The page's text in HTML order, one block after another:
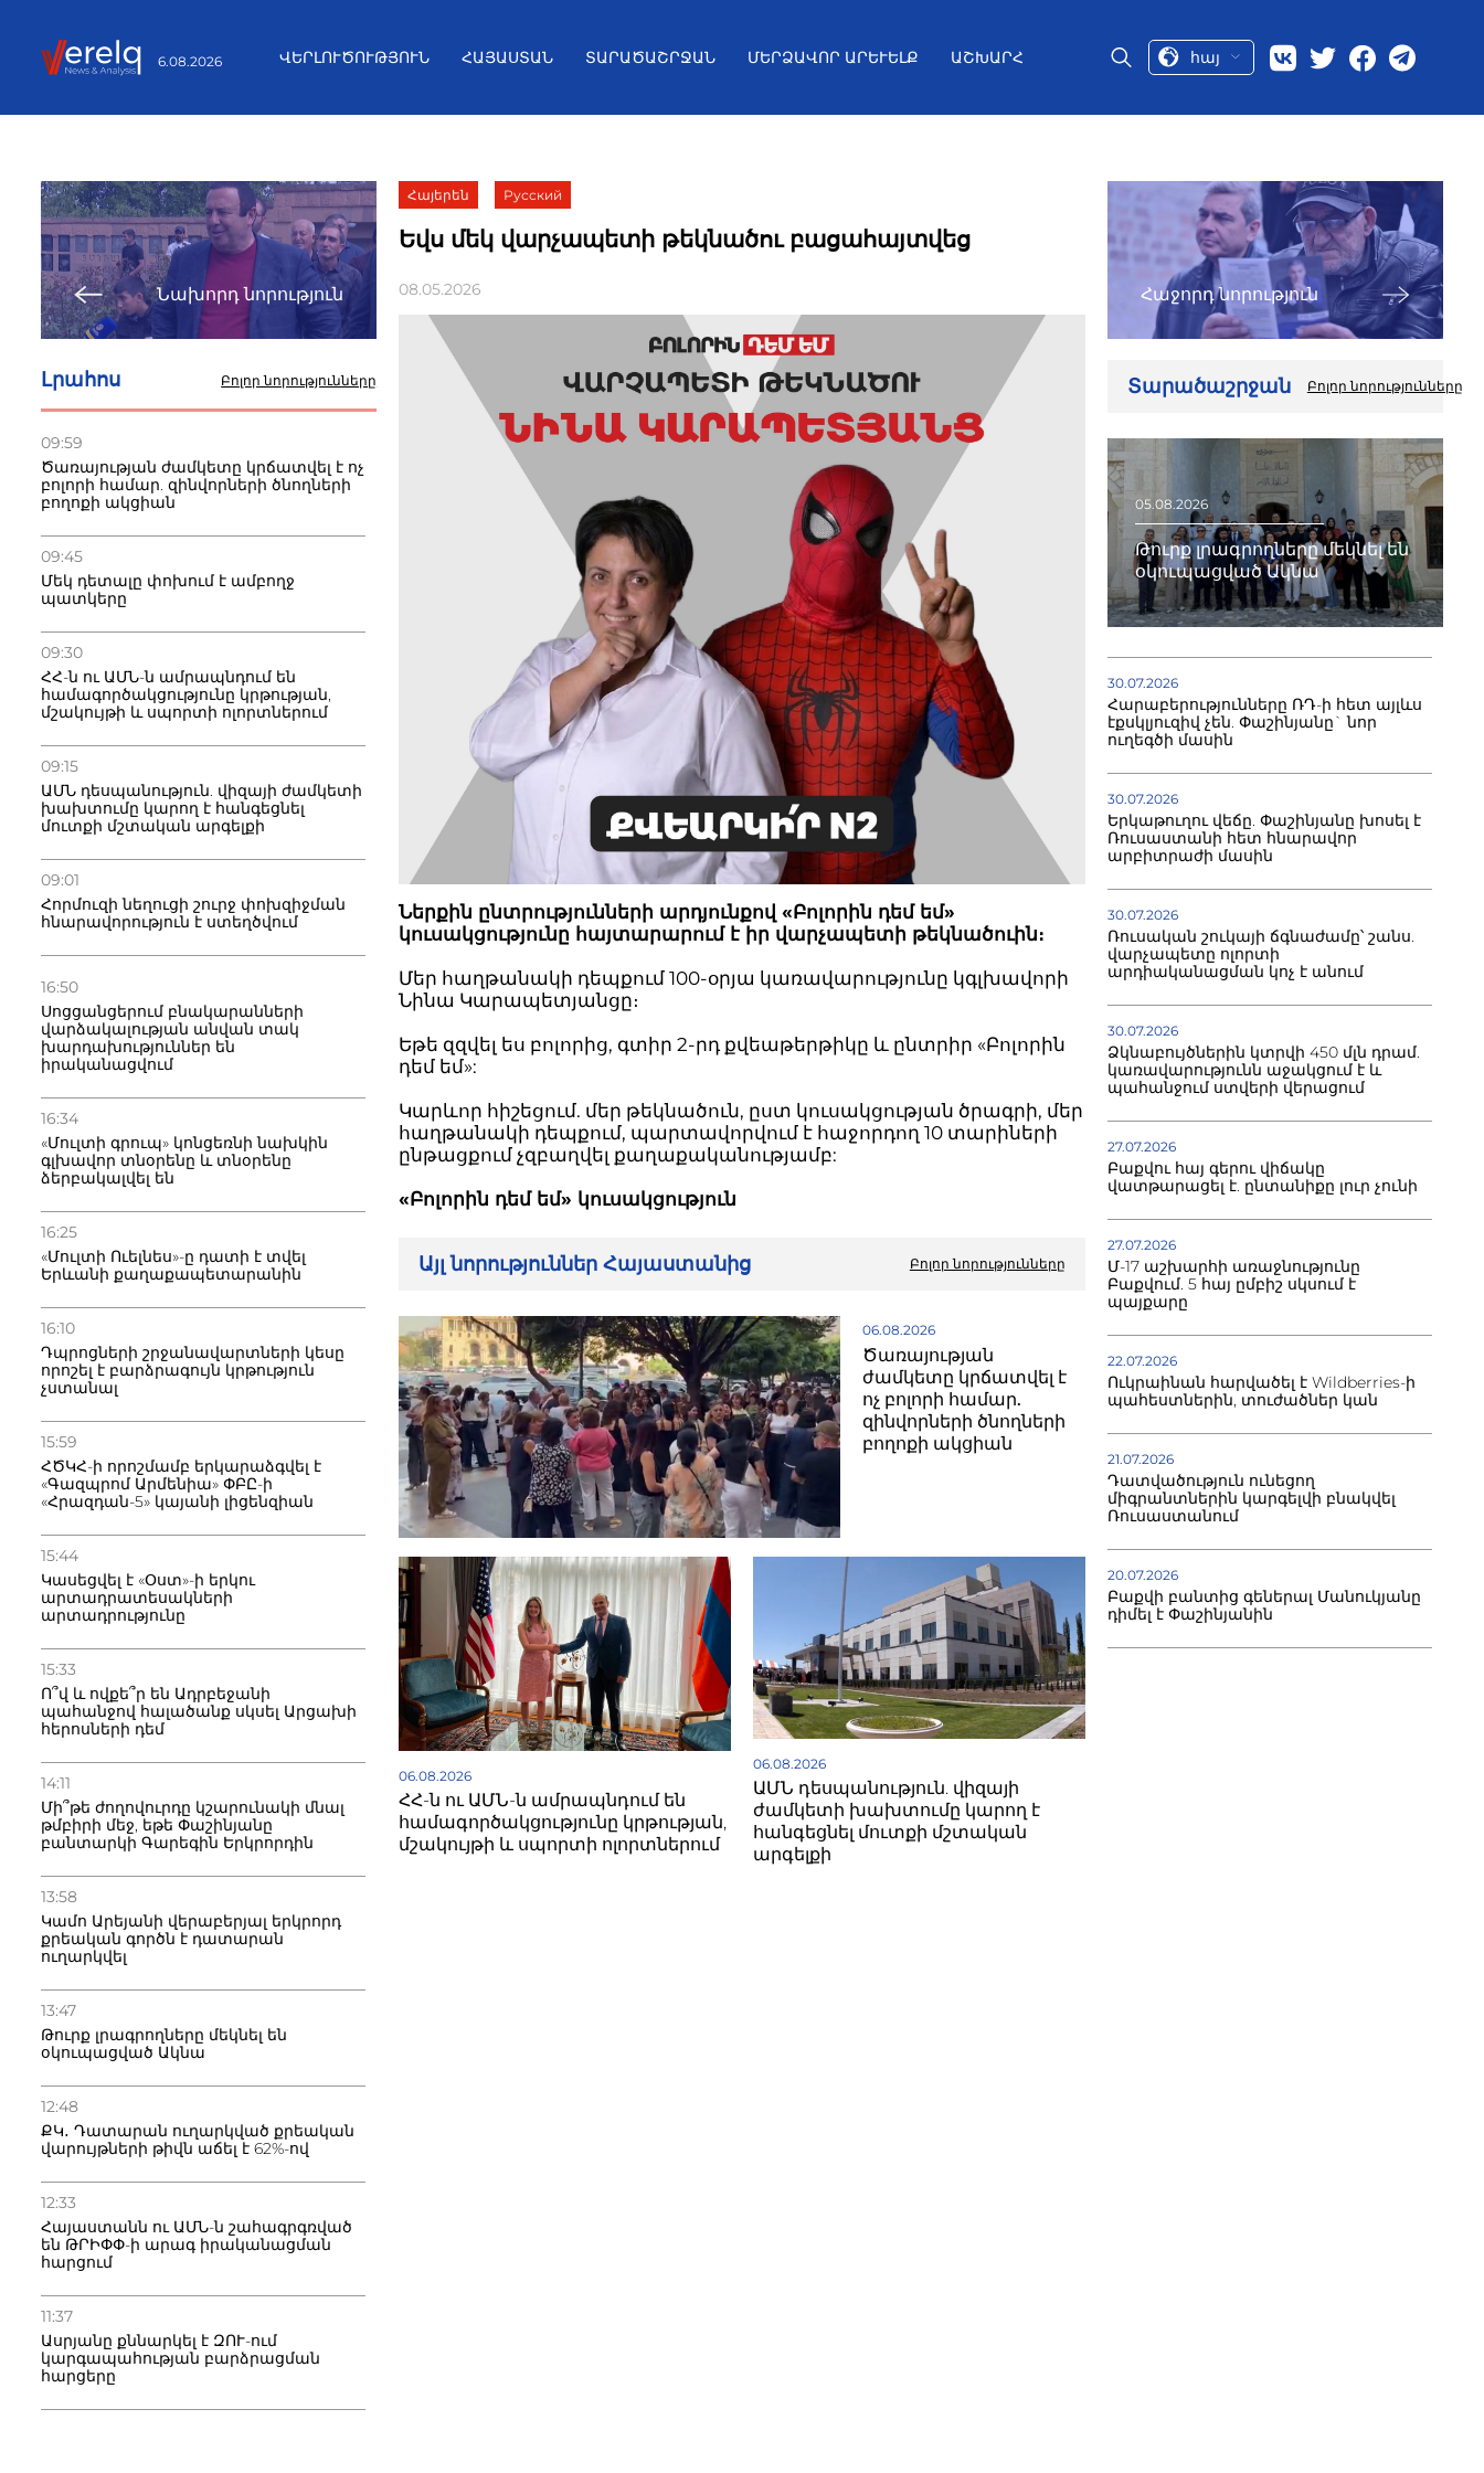
6.08.2026 ՎԵՐԼՈՒԾՈՒԹՅՈՒՆ ՀԱՅԱՍՏԱՆ ՏԱՐԱԾԱՇՐՋԱՆ ՄԵՐՁԱՎՈՐ ԱՐԵՒԵԼՔ ԱՇԽԱՐՀ հայ
Նախորդ նորություն
Լրահոս Բոլոր նորությունները
09:59
Ծառայության ժամկետը կրճատվել է ոչ
բոլորի համար. զինվորների ծնողների
բողոքի ակցիան
09:45
Մեկ դետալը փոխում է ամբողջ
պատկերը
09:30
ՀՀ-ն ու ԱՄՆ-ն ամրապնդում են
համագործակցությունը կրթության,
մշակույթի և սպորտի ոլորտներում
09:15
ԱՄՆ դեսպանություն. վիզայի ժամկետի
խախտումը կարող է հանգեցնել
մուտքի մշտական արգելքի
09:01
Հորմուզի նեղուցի շուրջ փոխզիջման
հնարավորություն է ստեղծվում
16:50
Սոցցանցերում բնակարանների
վարձակալության անվան տակ
խարդախություններ են
իրականացվում
16:34
«Մուլտի գրուպ» կոնցեռնի նախկին
գլխավոր տնօրենը և տնօրենը
ձերբակալվել են
16:25
«Մուլտի Ուելնես»-ը դատի է տվել
Երևանի քաղաքապետարանին
16:10
Դպրոցների շրջանավարտների կեսը
որոշել է բարձրագույն կրթություն
չստանալ
15:59
ՀԾԿՀ-ի որոշմամբ երկարաձգվել է
«Գազպրոմ Արմենիա» ՓԲԸ-ի
«Հրազդան-5» կայանի լիցենզիան
15:44
Կասեցվել է «Օստ»-ի երկու
արտադրատեսակների
արտադրությունը
15:33
Ո՞վ և ովքե՞ր են Ադրբեջանի
պահանջով հալածանք սկսել Արցախի
հերոսների դեմ
14:11
Մի՞թե ժողովուրդը կշարունակի մնալ
թմբիրի մեջ, եթե Փաշինյանը
բանտարկի Գարեգին Երկրորդին
13:58
Կամո Արեյանի վերաբերյալ երկրորդ
քրեական գործն է դատարան
ուղարկվել
13:47
Թուրք լրագրողները մեկնել են
օկուպացված Ակնա
12:48
ՔԿ․ Դատարան ուղարկված քրեական
վարույթների թիվն աճել է 62%-ով
12:33
Հայաստանն ու ԱՄՆ-ն շահագրգռված
են ԹՐԻՓՓ-ի արագ իրականացման
հարցում
11:37
Ասրյանը քննարկել է ԶՈՒ-ում
կարգապահության բարձրացման
հարցերը
Հայերեն Русский
Եվս մեկ վարչապետի թեկնածու բացահայտվեց
08.05.2026
Ներքին ընտրությունների արդյունքով «Բոլորին դեմ եմ»
կուսակցությունը հայտարարում է իր վարչապետի թեկնածուին։
Մեր հաղթանակի դեպքում 100-օրյա կառավարությունը կգլխավորի
Նինա Կարապետյանցը։
Եթե զզվել ես բոլորից, գտիր 2-րդ քվեաթերթիկը և ընտրիր «Բոլորին
դեմ եմ»:
Կարևոր հիշեցում. մեր թեկնածուն, ըստ կուսակցության ծրագրի, մեր
հաղթանակի դեպքում, պարտավորվում է հաջորդող 10 տարիների
ընթացքում չզբաղվել քաղաքականությամբ:
«Բոլորին դեմ եմ» կուսակցություն
Այլ նորություններ Հայաստանից Բոլոր նորությունները
06.08.2026
Ծառայության
ժամկետը կրճատվել է
ոչ բոլորի համար.
զինվորների ծնողների
բողոքի ակցիան
06.08.2026
ՀՀ-ն ու ԱՄՆ-ն ամրապնդում են
համագործակցությունը կրթության,
մշակույթի և սպորտի ոլորտներում
06.08.2026
ԱՄՆ դեսպանություն. վիզայի
ժամկետի խախտումը կարող է
հանգեցնել մուտքի մշտական
արգելքի
Հաջորդ նորություն
Տարածաշրջան Բոլոր նորությունները
05.08.2026
Թուրք լրագրողները մեկնել են
օկուպացված Ակնա
30.07.2026
Հարաբերությունները ՌԴ-ի հետ այլևս
էքսկլյուզիվ չեն. Փաշինյանը` նոր
ուղեգծի մասին
30.07.2026
Երկաթուղու վեճը. Փաշինյանը խոսել է
Ռուսաստանի հետ հնարավոր
արբիտրաժի մասին
30.07.2026
Ռուսական շուկայի ճգնաժամը՝ շանս.
վարչապետը ոլորտի
արդիականացման կոչ է անում
30.07.2026
Ձկնաբույծներին կտրվի 450 մլն դրամ.
կառավարությունն աջակցում է և
պահանջում ստվերի վերացում
27.07.2026
Բաքվու հայ գերու վիճակը
վատթարացել է. ընտանիքը լուր չունի
27.07.2026
Մ-17 աշխարհի առաջնությունը
Բաքվում. 5 հայ ըմբիշ սկսում է
պայքարը
22.07.2026
Ուկրաինան հարվածել է Wildberries-ի
պահեստներին, տուժածներ կան
21.07.2026
Դատվածություն ունեցող
միգրանտներին կարգելվի բնակվել
Ռուսաստանում
20.07.2026
Բաքվի բանտից գեներալ Մանուկյանը
դիմել է Փաշինյանին